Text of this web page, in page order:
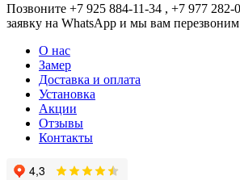
Позвоните +7 925 884-11-34 , +7 977 282-
заявку на WhatsApp и мы вам
О нас
Замер
Доставка и оплата
Установка
Акции
Отзывы
Контакты